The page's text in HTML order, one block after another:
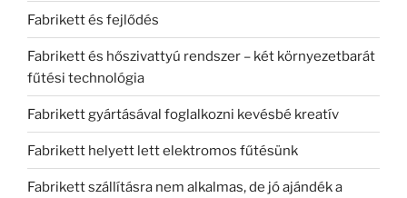
Fabrikett és fejlődés
Fabrikett és hőszivattyú rendszer – két környezetbarát
fűtési technológia
Fabrikett gyártásával foglalkozni kevésbé kreatív
Fabrikett helyett lett elektromos fűtésünk
Fabrikett szállításra nem alkalmas, de jó ajándék a